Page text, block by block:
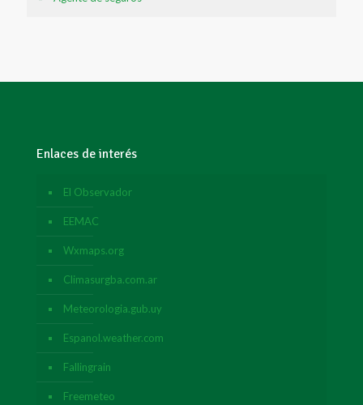
Enlaces de interés
El Observador
EEMAC
Wxmaps.org
Climasurgba.com.ar
Meteorologia.gub.uy
Espanol.weather.com
Fallingrain
Freemeteo